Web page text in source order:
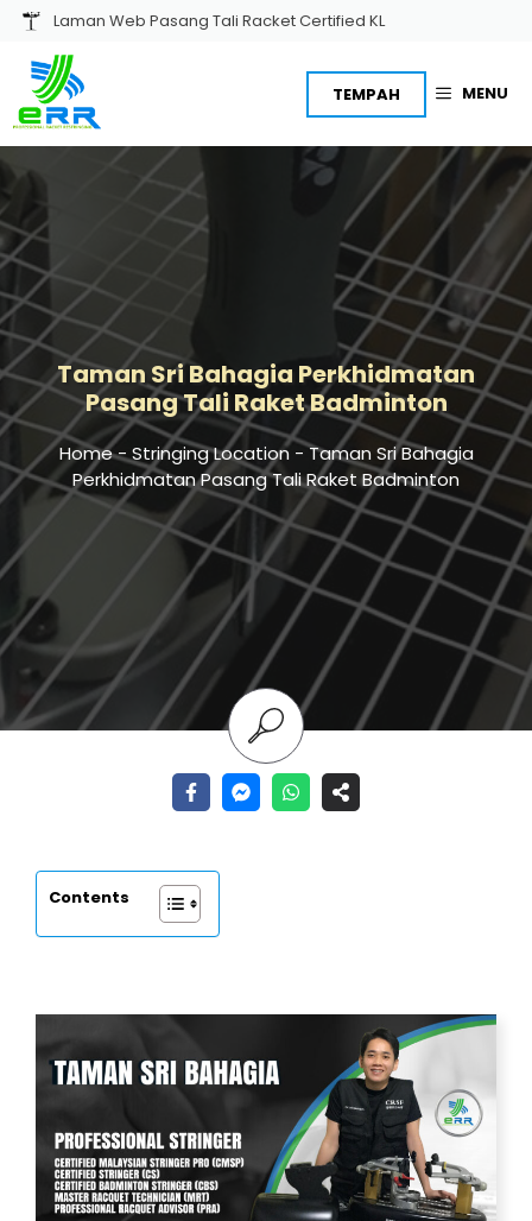
Skip
content
Laman Web Pasang Tali Racket Certified KL
MENU
TEMPAH
Taman Sri Bahagia Perkhidmatan
Pasang Tali Raket Badminton
Home-Stringing Location-Taman Sri Bahagia
Perkhidmatan Pasang Tali Raket Badminton
Contents